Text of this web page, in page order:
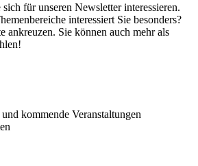
für unseren Newsletter interessieren.
interessiert Sie besonders?
ankreuzen. Sie können auch mehr als
kommende Veranstaltungen